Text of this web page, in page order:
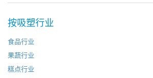
按吸塑行业
食品行业
果蔬行业
糕点行业